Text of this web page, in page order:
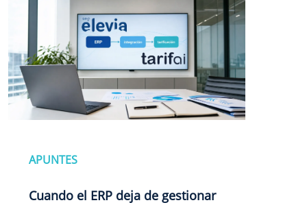
APUNTES
Cuando el ERP deja de gestionar